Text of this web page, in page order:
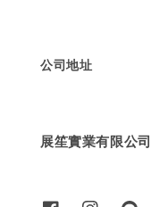
公司地址
展笙實業有限公